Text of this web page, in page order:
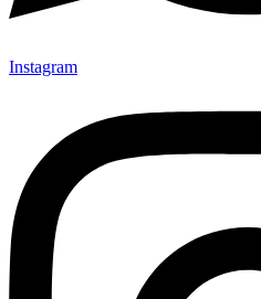
Instagram